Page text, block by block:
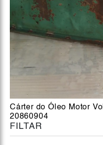
FILTAR
Cárter do Óleo Motor
20860904